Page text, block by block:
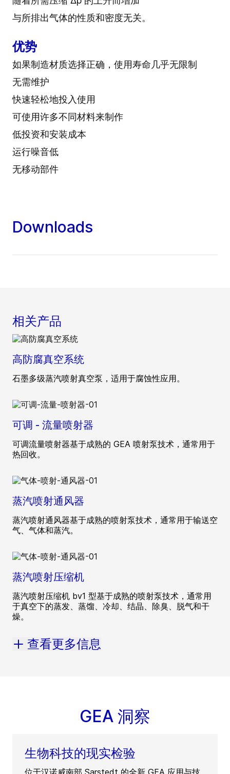
与所排出气体的性质和密度无关。
优势
如果制造材质选择正确，使用寿命几乎无限制
无需维护
快速轻松地投入使用
可使用许多不同材料来制作
低投资和安装成本
运行噪音低
无移动部件
Downloads
相关产品
高防腐真空系统
石墨多级蒸汽喷射真空泵，适用于腐蚀性应用。
可调 - 流量喷射器
可调流量喷射器基于成熟的 GEA 喷射泵技术，通常用于
热回收。
蒸汽喷射通风器
蒸汽喷射通风器基于成熟的喷射泵技术，通常用于输送空
气、气体和蒸汽。
蒸汽喷射压缩机
蒸汽喷射压缩机 bv1 型基于成熟的喷射泵技术，通常用
于真空下的蒸发、蒸馏、冷却、结晶、除臭、脱气和干
燥。
查看更多信息
GEA 洞察
生物科技的现实检验